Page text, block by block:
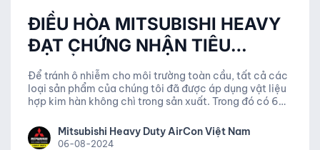
ĐIỀU HÒA MITSUBISHI HEAVY
ĐẠT CHỨNG NHẬN TIÊU
CHUẨN ROHS 2018
Để tránh ô nhiễm cho môi trường toàn cầu, tất cả các
loại sản phẩm của chúng tôi đã được áp dụng vật liệu
hợp kim hàn không chì trong sản xuất. Trong đó có 6
gồm: Pb, Hg, Cd, Cr6+, ...
Mitsubishi Heavy Duty AirCon Việt Nam
06-08-2024